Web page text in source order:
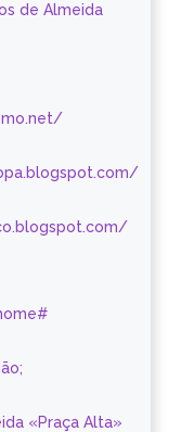
de Almeida
«Praça Alta»